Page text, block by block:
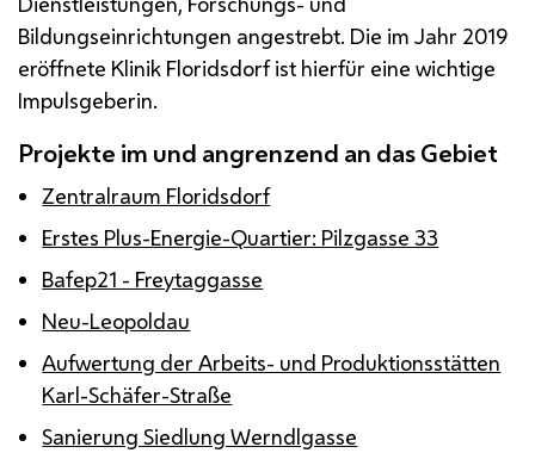
Bildungseinrichtungen angestrebt. Die im Jahr 2019
eröffnete Klinik Floridsdorf ist hierfür eine wichtige
Impulsgeberin.
Projekte im und angrenzend an das Gebiet
Zentralraum Floridsdorf
Erstes Plus-Energie-Quartier: Pilzgasse 33
Bafep21 - Freytaggasse
Neu-Leopoldau
Aufwertung der Arbeits- und Produktionsstätten
Karl-Schäfer-Straße
Sanierung Siedlung Werndlgasse